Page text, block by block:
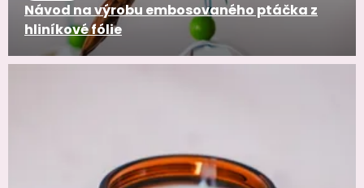
Návod na výrobu embosovaného ptáčka z
hliníkové fólie